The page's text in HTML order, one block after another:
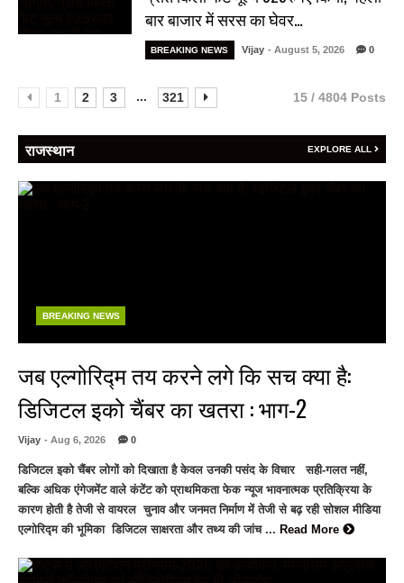
बार बाजार में सरस का घेवर…
BREAKING NEWS Vijay - August 5, 2026 0
1 2 3 ... 321 15 / 4804 Posts
राजस्थान EXPLORE ALL
BREAKING NEWS
जब एल्गोरिद्म तय करने लगे कि सच क्या है:
डिजिटल इको चैंबर का खतरा : भाग-2
Vijay - Aug 6, 2026 0
डिजिटल इको चैंबर लोगों को दिखाता है केवल उनकी पसंद के विचार सही-गलत नहीं,
बल्कि अधिक एंगेजमेंट वाले कंटेंट को प्राथमिकता फेक न्यूज भावनात्मक प्रतिक्रिया के
कारण होती है तेजी से वायरल चुनाव और जनमत निर्माण में तेजी से बढ़ रही सोशल मीडिया
एल्गोरिद्म की भूमिका डिजिटल साक्षरता और तथ्य की जांच ... Read More